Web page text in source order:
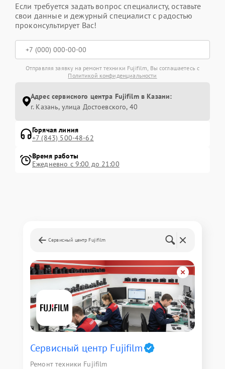
Если требуется задать вопрос специалисту, оставьте
свои данные и дежурный специалист с радостью
проконсультирует Вас!
Отправляя заявку на ремонт техники Fujifilm, Вы соглашаетесь с
Политикой конфиденциальности
Адрес сервисного центра Fujifilm в Казани:
г. Казань, улица Достоевского, 40
Горячая линия
+7 (843) 500-48-62
Время работы
Ежедневно с 9:00 до 21:00
Сервисный центр Fujifilm
Сервисный центр Fujifilm
Ремонт техники Fujifilm